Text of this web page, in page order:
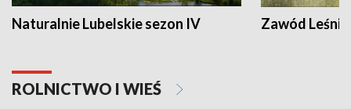
Naturalnie Lubelskie sezon IV Zawód Leśnik
ROLNICTWO I WIEŚ